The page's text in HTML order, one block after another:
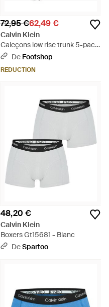
72,95 €62,49 €
Calvin Klein
Caleçons low rise trunk 5-pack
xl - Noir
De Footshop
RÉDUCTION
48,20 €
Calvin Klein
Boxers Gt15681 - Blanc
DeSpartoo